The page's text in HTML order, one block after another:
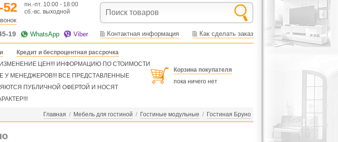
52
пн.-пт. 10:00 - 18:00
сб.-вс. выходной
19 WhatsApp Viber Контактная информация Как сделать заказ
Кредит и беспроцентная рассрочка
ЦЕН!!! ИНФОРМАЦИЮ ПО СТОИМОСТИ
У МЕНЕДЖЕРОВ!!! ВСЕ ПРЕДСТАВЛЕННЫЕ
ПУБЛИЧНОЙ ОФЕРТОЙ И НОСЯТ
Корзина покупателя
пока ничего нет
Главная / Мебель для гостиной / Гостиные модульные / Гостиная Бруно